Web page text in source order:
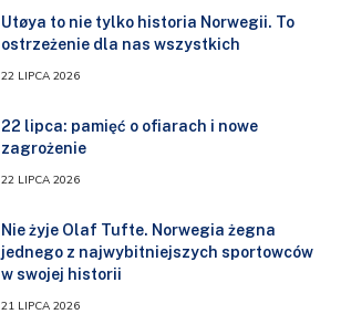
Utøya to nie tylko historia Norwegii. To
ostrzeżenie dla nas wszystkich
22 LIPCA 2026
22 lipca: pamięć o ofiarach i nowe
zagrożenie
22 LIPCA 2026
Nie żyje Olaf Tufte. Norwegia żegna
jednego z najwybitniejszych sportowców
w swojej historii
21 LIPCA 2026